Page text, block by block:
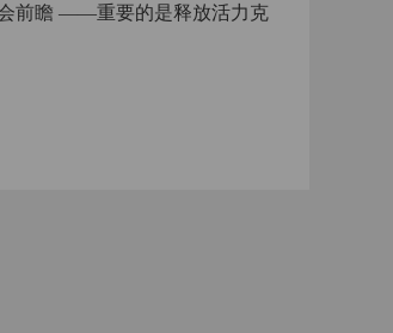
前瞻 ——重要的是释放活力克